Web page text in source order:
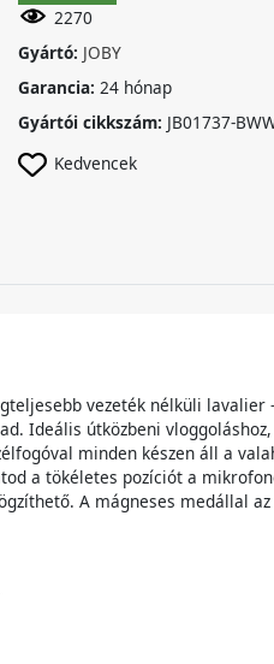
2270
Gyártó: JOBY
Garancia: 24 hónap
Gyártói cikkszám: JB01737-
Kedvencek
vezeték nélküli
Ideális útközbeni
minden készen áll a
a tökéletes pozíciót a
A mágneses medállal